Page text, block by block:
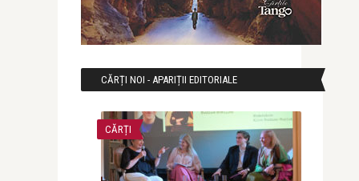
CĂRȚI NOI - APARIȚII EDITORIALE
CĂRȚI